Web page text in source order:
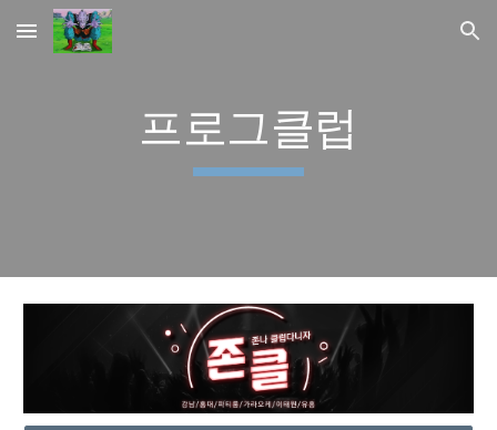
Skip to main content Skip to navigation
프로그클럽